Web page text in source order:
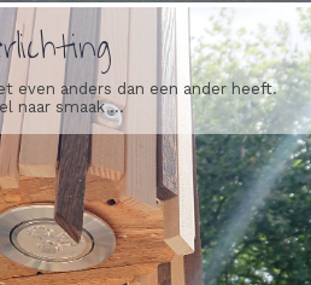
even anders dan een ander heeft.
naar smaak ...